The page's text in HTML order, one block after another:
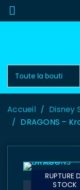
Accueil / Disney
/ DRAGONS –
RUPTURE
STOCK